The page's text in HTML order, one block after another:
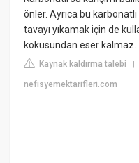
önler. Ayrıca bu
tavayı yıkamak için de
kokusundan eser kalmaz.
Kaynak kaldırma talebi
nefisyemektarifleri.com